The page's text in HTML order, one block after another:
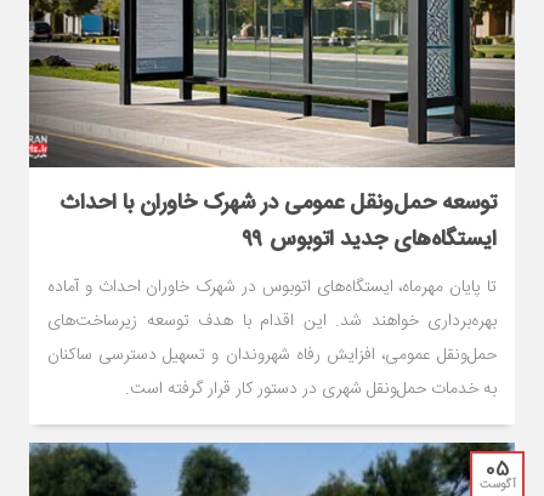
توسعه حمل‌ونقل عمومی در شهرک خاوران با احداث
ایستگاه‌های جدید اتوبوس ۹۹
تا پایان مهرماه، ایستگاه‌های اتوبوس در شهرک خاوران احداث و آماده
بهره‌برداری خواهند شد. این اقدام با هدف توسعه زیرساخت‌های
حمل‌ونقل عمومی، افزایش رفاه شهروندان و تسهیل دسترسی ساکنان
به خدمات حمل‌ونقل شهری در دستور کار قرار گرفته است.
05
آگوست